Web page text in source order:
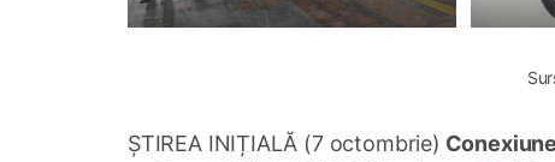
ȘTIREA INIȚIALĂ (7 octombrie)